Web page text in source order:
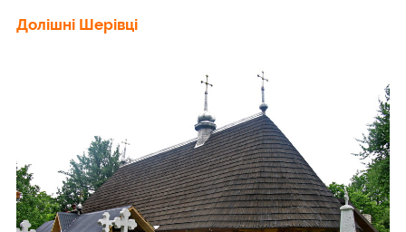
Долішні Шерівці